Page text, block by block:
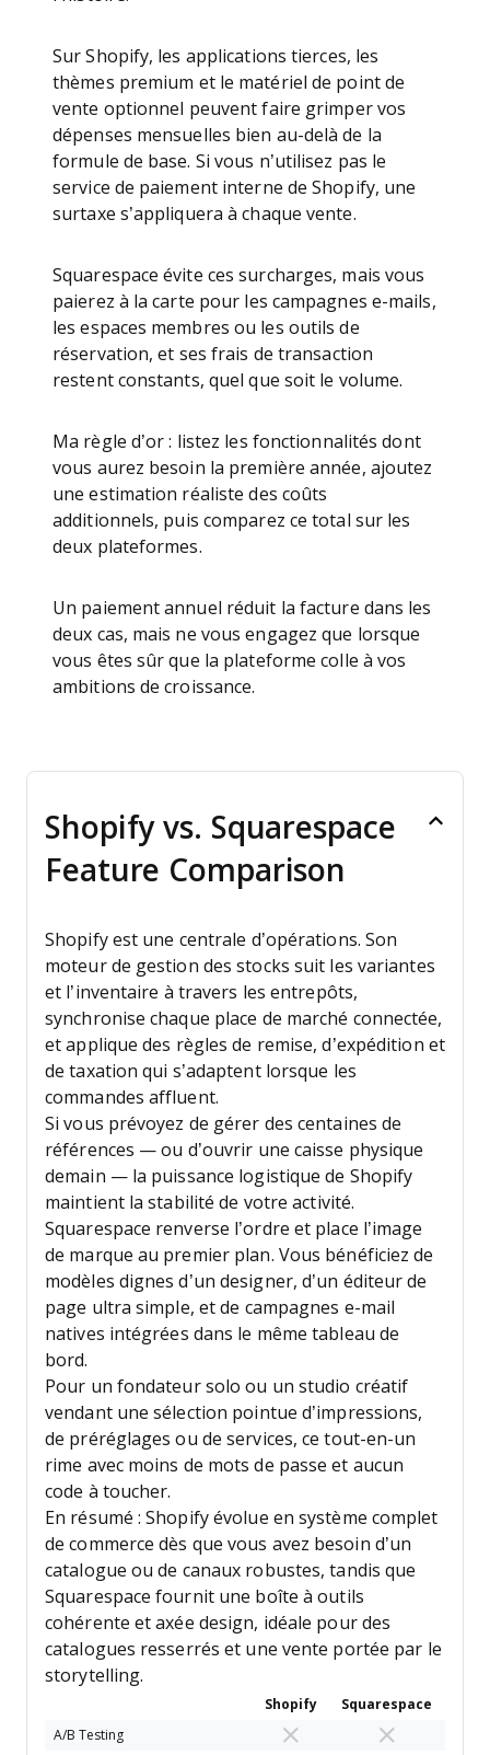
Sur Shopify, les applications tierces, les
thèmes premium et le matériel de point de
vente optionnel peuvent faire grimper vos
dépenses mensuelles bien au-delà de la
formule de base. Si vous n’utilisez pas le
service de paiement interne de Shopify, une
surtaxe s’appliquera à chaque vente.
Squarespace évite ces surcharges, mais vous
paierez à la carte pour les campagnes e-mails,
les espaces membres ou les outils de
réservation, et ses frais de transaction
restent constants, quel que soit le volume.
Ma règle d’or : listez les fonctionnalités dont
vous aurez besoin la première année, ajoutez
une estimation réaliste des coûts
additionnels, puis comparez ce total sur les
deux plateformes.
Un paiement annuel réduit la facture dans les
deux cas, mais ne vous engagez que lorsque
vous êtes sûr que la plateforme colle à vos
ambitions de croissance.
Shopify vs. Squarespace
Feature Comparison
Shopify est une centrale d’opérations. Son
moteur de gestion des stocks suit les variantes
et l’inventaire à travers les entrepôts,
synchronise chaque place de marché connectée,
et applique des règles de remise, d’expédition et
de taxation qui s’adaptent lorsque les
commandes affluent.
Si vous prévoyez de gérer des centaines de
références — ou d’ouvrir une caisse physique
demain — la puissance logistique de Shopify
maintient la stabilité de votre activité.
Squarespace renverse l’ordre et place l’image
de marque au premier plan. Vous bénéficiez de
modèles dignes d’un designer, d’un éditeur de
page ultra simple, et de campagnes e-mail
natives intégrées dans le même tableau de
bord.
Pour un fondateur solo ou un studio créatif
vendant une sélection pointue d’impressions,
de préréglages ou de services, ce tout-en-un
rime avec moins de mots de passe et aucun
code à toucher.
En résumé : Shopify évolue en système complet
de commerce dès que vous avez besoin d’un
catalogue ou de canaux robustes, tandis que
Squarespace fournit une boîte à outils
cohérente et axée design, idéale pour des
catalogues resserrés et une vente portée par le
storytelling.
Shopify
Squarespace
A/B Testing